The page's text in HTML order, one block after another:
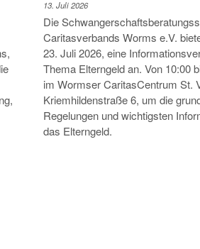
13. Juli 2026
Die
Caritasverbands Worms e.V.
23. Juli 2026, eine
Thema Elterngeld an. Von 10:00
im Wormser CaritasCentrum St.
Kriemhildenstraße 6, um die
Regelungen und wichtigsten
das Elterngeld.